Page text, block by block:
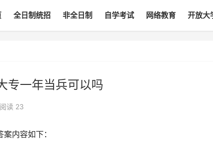
全日制统招 非全日制 自学考试 网络教育 开放大
专一年当兵可以吗
阅读 23
内容如下：